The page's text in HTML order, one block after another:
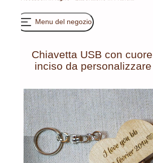
Menu del negozio
Chiavetta USB con
inciso da
Previous